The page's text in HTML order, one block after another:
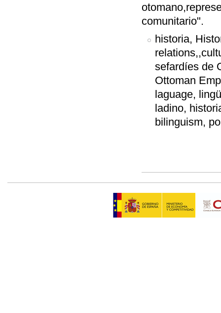
comunitario".
historia,
sefardíes de
Ottoman
laguage,
ladino,
bilinguism,